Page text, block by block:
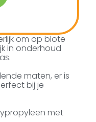
om op blote
in onderhoud
maten, er is
bij je
met